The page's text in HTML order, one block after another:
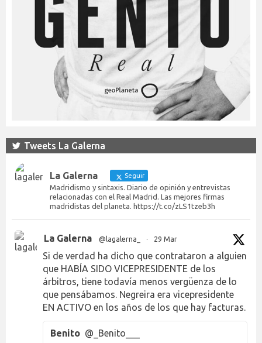
Tweets La Galerna
La Galerna Seguir
Madridismo y sintaxis. Diario de opinión y entrevistas
relacionadas con el Real Madrid. Las mejores firmas
madridistas del planeta. https://t.co/zLS1tzeb3h
La Galerna @lagalerna_ · 29 Mar
Si de verdad ha dicho que contrataron a alguien
que HABÍA SIDO VICEPRESIDENTE de los
árbitros, tiene todavía menos vergüenza de lo
que pensábamos. Negreira era vicepresidente
EN ACTIVO en los años de los que hay facturas.
Benito @_Benito___